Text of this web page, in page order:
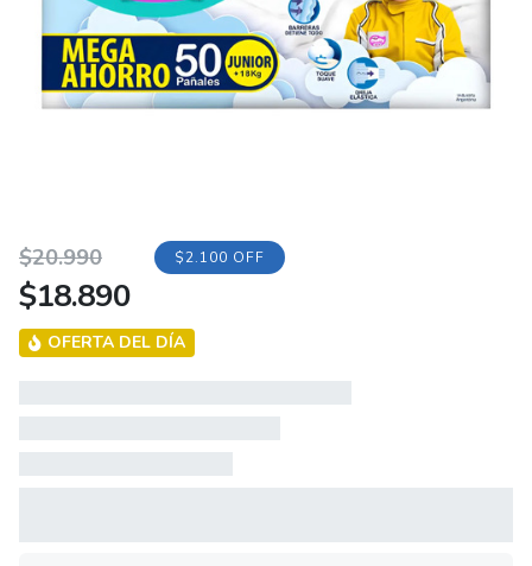
$20.990
Original
price
was:
$18.890
Current
price
is:
$2.100 OFF
OFERTA DEL DÍA